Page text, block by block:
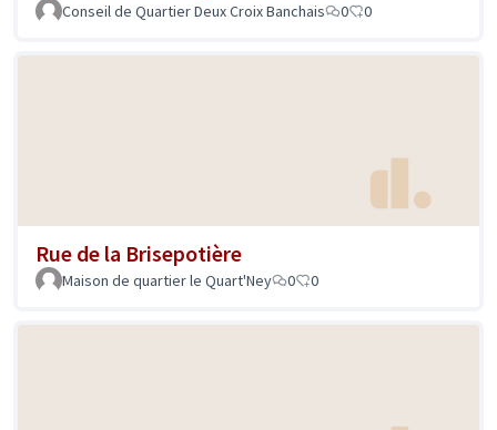
Conseil de Quartier Deux Croix Banchais 0 0
Rue de la Brisepotière
Maison de quartier le Quart'Ney 0 0